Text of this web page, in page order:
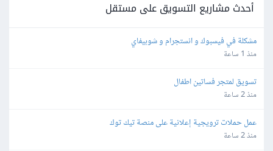
أحدث مشاريع التسويق على مستقل
مشكلة في فيسبوك و انستجرام و شوبيفاي
منذ 1 ساعة
تسويق لمتجر فساتين اطفال
منذ 2 ساعة
عمل حملات ترويجية إعلانية على منصة تيك توك
منذ 2 ساعة